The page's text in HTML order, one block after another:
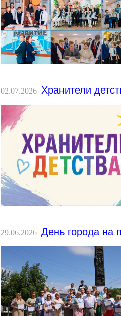
02.07.2026 Хранители
29.06.2026 День города на